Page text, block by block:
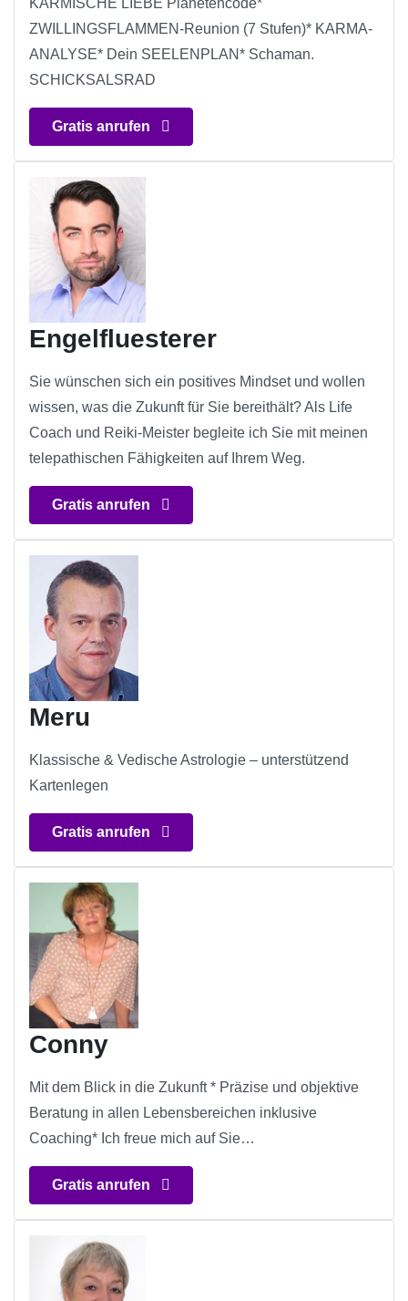
KARMISCHE LIEBE Planetencode*
ZWILLINGSFLAMMEN-Reunion (7 Stufen)* KARMA-
ANALYSE* Dein SEELENPLAN* Schaman.
SCHICKSALSRAD
Gratis anrufen
Engelfluesterer
Sie wünschen sich ein positives Mindset und wollen
wissen, was die Zukunft für Sie bereithält? Als Life
Coach und Reiki-Meister begleite ich Sie mit meinen
telepathischen Fähigkeiten auf Ihrem Weg.
Gratis anrufen
Meru
Klassische & Vedische Astrologie – unterstützend
Kartenlegen
Gratis anrufen
Conny
Mit dem Blick in die Zukunft * Präzise und objektive
Beratung in allen Lebensbereichen inklusive
Coaching* Ich freue mich auf Sie…
Gratis anrufen